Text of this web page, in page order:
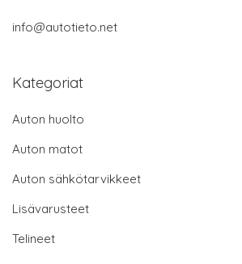
info@autotieto.net
Kategoriat
Auton huolto
Auton matot
Auton sähkötarvikkeet
Lisävarusteet
Telineet